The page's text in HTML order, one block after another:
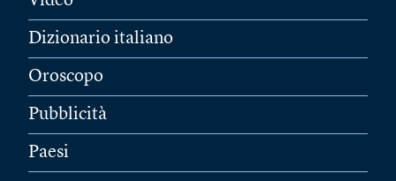
Dizionario italiano
Oroscopo
Pubblicità
Paesi